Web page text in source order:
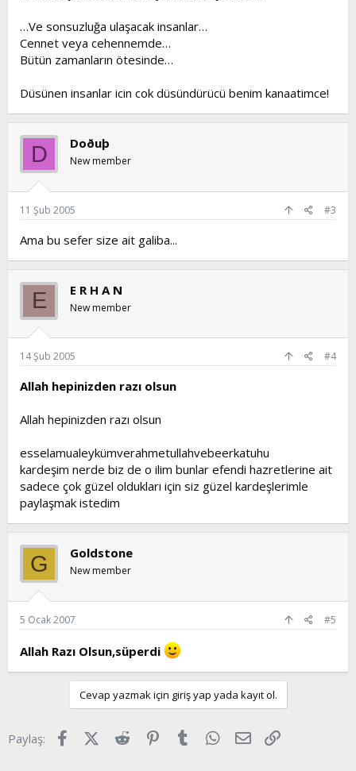
…Ve sonsuzluğa ulaşacak insanlar…
Cennet veya cehennemde…
Bütün zamanların ötesinde…
Düsünen insanlar icin cok düsündürücü benim kanaatimce!
D Doðuþ
New member
11 Şub 2005 #3
Ama bu sefer size ait galiba...
E E R H A N
New member
14 Şub 2005 #4
Allah hepinizden razı olsun
Allah hepinizden razı olsun
esselamualeykümverahmetullahvebeerkatuhu
kardeşim nerde biz de o ilim bunlar efendi hazretlerine ait
sadece çok güzel oldukları için siz güzel kardeşlerimle
paylaşmak istedim
G Goldstone
New member
5 Ocak 2007 #5
Allah Razı Olsun,süperdi
Cevap yazmak için giriş yap yada kayıt ol.
Paylaş: FacebookX (Twitter)
Reddit Pinterest
Tumblr WhatsApp
E-posta